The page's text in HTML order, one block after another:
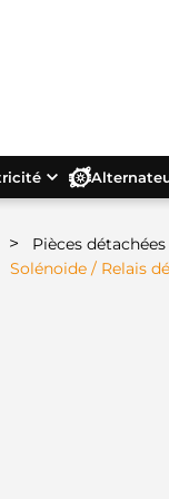
> Pièces
Solénoide / Relais